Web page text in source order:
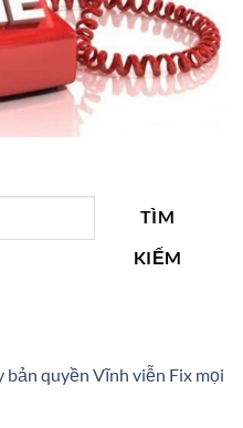
TÌM
KIẾM
bản quyền Vĩnh viễn Fix mọi